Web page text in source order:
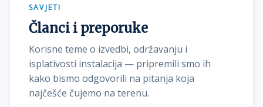
SAVJETI
Članci i preporuke
Korisne teme o izvedbi, održavanju i
isplativosti instalacija — pripremili smo ih
kako bismo odgovorili na pitanja koja
najčešće čujemo na terenu.